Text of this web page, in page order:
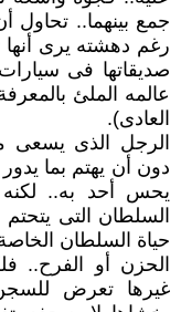
جمع بينهما.. تحاول
رغم دهشته يرى أنها
صديقاتها فى
عالمه الملئ
العادى).
الرجل الذى يسعى
دون أن يهتم بما
يحس أحد به..
السلطان التى
حياة السلطان
الحزن أو الفرح..
غيرها تعرض